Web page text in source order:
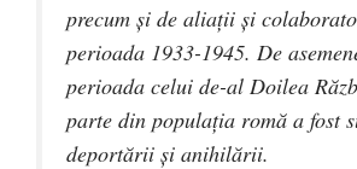
precum şi de aliaţii şi
perioada 1933-1945. De
perioada celui de-al Doilea
parte din populaţia romă a fost
deportării şi anihilării.